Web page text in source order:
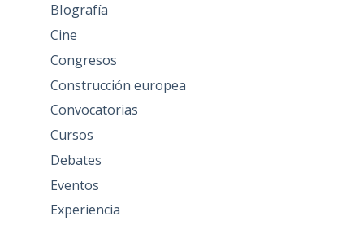
BIografía
Cine
Congresos
Construcción europea
Convocatorias
Cursos
Debates
Eventos
Experiencia